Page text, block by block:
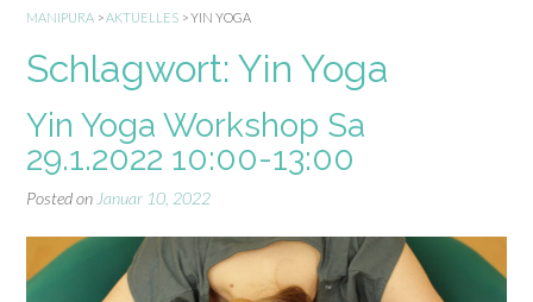
MANIPURA >AKTUELLES >YIN YOGA
Schlagwort: Yin Yoga
Yin Yoga Workshop Sa
29.1.2022 10:00-13:00
Posted on Januar 10, 2022